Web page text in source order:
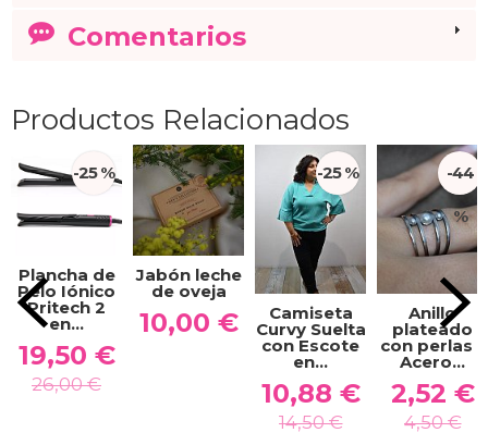
Comentarios
Productos Relacionados
-25 %
Plancha de
Pelo Iónico
Pritech 2
en...
19,50 €
26,00 €
Jabón leche
de oveja
10,00 €
-25 %
Camiseta
Curvy Suelta
con Escote
en...
10,88 €
14,50 €
-44
%
Anillo
plateado
con perlas –
Acero...
2,52 €
4,50 €